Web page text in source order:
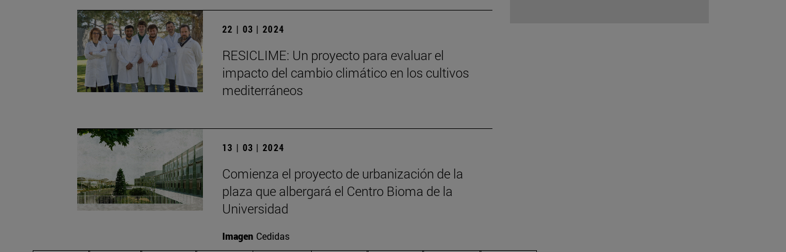
22 | 03 | 2024
RESICLIME: Un proyecto para evaluar el
impacto del cambio climático en los cultivos
mediterráneos
13 | 03 | 2024
Comienza el proyecto de urbanización de la
plaza que albergará el Centro Bioma de la
Universidad
Imagen Cedidas